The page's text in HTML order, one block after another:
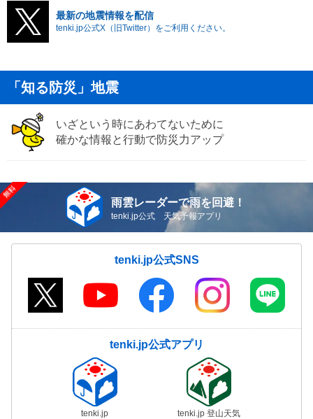
最新の地震情報を配信
tenki.jp公式X（旧Twitter）をご利用ください。
「知る防災」地震
いざという時にあわてないために
確かな情報と行動で防災力アップ
雨雲レーダーで雨を回避！
tenki.jp公式 天気予報アプリ
tenki.jp公式SNS
tenki.jp公式アプリ
tenki.jp tenki.jp 登山天気